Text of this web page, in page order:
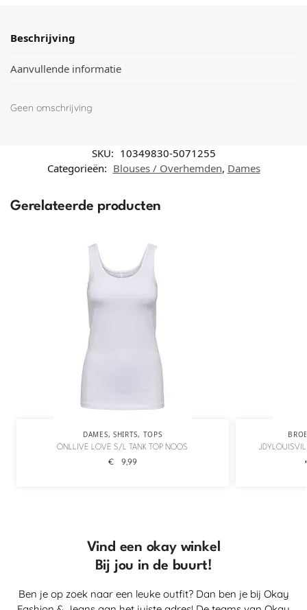
Beschrijving
Aanvullende informatie
Geen omschrijving
SKU: 10349830-5071255
Categorieën: Blouses / Overhemden, Dames
Gerelateerde producten
DAMES, SHIRTS, TOPS
ONLLIVE LOVE S/L TANK TOP NOOS
€ 9,99
Vind een okay winkel
Bij jou in de buurt!
Ben je op zoek naar een leuke outfit? Dan ben je bij Okay